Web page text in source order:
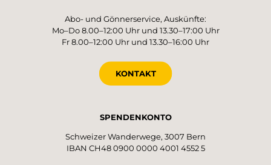
Abo- und Gönnerservice, Auskünfte:
Mo–Do 8.00–12:00 Uhr und 13.30–17:00 Uhr
Fr 8.00–12:00 Uhr und 13.30–16:00 Uhr
KONTAKT
SPENDENKONTO
Schweizer Wanderwege, 3007 Bern
IBAN CH48 0900 0000 4001 4552 5